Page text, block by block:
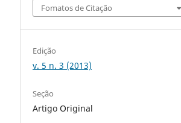
Fomatos de Citação
Edição
v. 5 n. 3 (2013)
Seção
Artigo Original